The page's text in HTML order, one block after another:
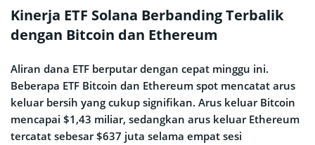
Kinerja ETF Solana Berbanding Terbalik
dengan Bitcoin dan Ethereum
Aliran dana ETF berputar dengan cepat minggu ini.
Beberapa ETF Bitcoin dan Ethereum spot mencatat arus
keluar bersih yang cukup signifikan. Arus keluar Bitcoin
mencapai $1,43 miliar, sedangkan arus keluar Ethereum
tercatat sebesar $637 juta selama empat sesi